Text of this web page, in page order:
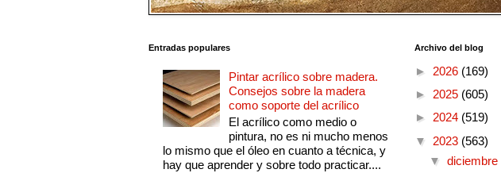
Entradas populares
Pintar acrílico sobre madera.
Consejos sobre la madera
como soporte del acrílico
El acrílico como medio o
pintura, no es ni mucho menos
lo mismo que el óleo en cuanto a técnica, y
hay que aprender y sobre todo practicar....
Archivo del blog
► 2026 (169)
► 2025 (605)
► 2024 (519)
▼ 2023 (563)
▼ diciembre